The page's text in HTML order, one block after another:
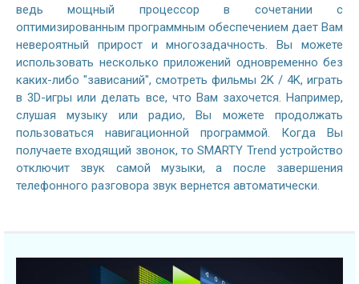
ведь мощный процессор в сочетании с
оптимизированным программным обеспечением дает Вам
невероятный прирост и многозадачность. Вы можете
использовать несколько приложений одновременно без
каких-либо "зависаний", смотреть фильмы 2K / 4K, играть
в 3D-игры или делать все, что Вам захочется. Например,
слушая музыку или радио, Вы можете продолжать
пользоваться навигационной программой. Когда Вы
получаете входящий звонок, то SMARTY Trend устройство
отключит звук самой музыки, а после завершения
телефонного разговора звук вернется автоматически.